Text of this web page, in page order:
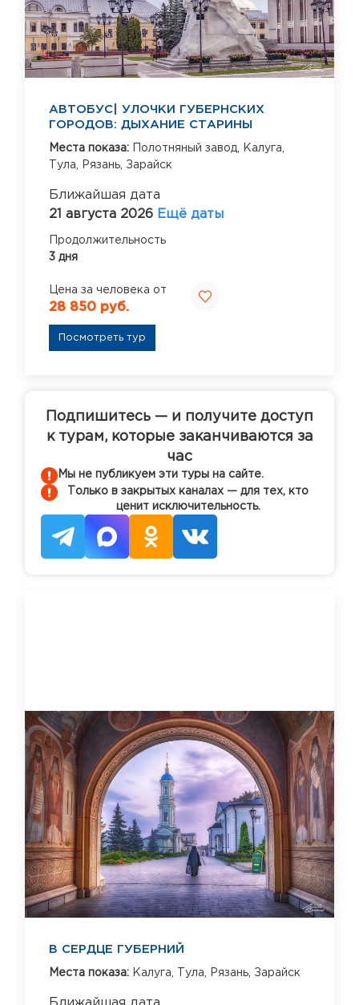
АВТОБУС| УЛОЧКИ ГУБЕРНСКИХ
ГОРОДОВ: ДЫХАНИЕ СТАРИНЫ
Места показа: Полотняный завод,
Калуга,
Тула,
Рязань, Зарайск
Ближайшая дата
21 августа 2026 Ещё даты
Продолжительность
3 дня
Цена за человека от
28 850 руб.
Посмотреть тур
Подпишитесь — и получите доступ
к турам, которые заканчиваются за
час
Мы не публикуем эти туры на сайте.
Только в закрытых каналах — для тех, кто
ценит исключительность.
В СЕРДЦЕ ГУБЕРНИЙ
Места показа: Калуга, Тула, Рязань, Зарайск